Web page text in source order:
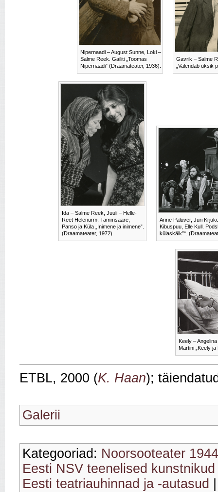
Nipernaadi – August Sunne, Loki –
Salme Reek. Gailiti „Toomas
Nipernaadi” (Draamateater, 1936).
Gavrik – Salme
„Valendab üksik
Ida – Salme Reek, Juuli – Helle-
Reet Helenurm. Tammsaare,
Panso ja Küla „Inimene ja inimene”.
(Draamateater, 1972)
Anne Paluver, Jüri
Kibuspuu, Elle Kull.
külaskäik”“.
Keely –
Martini „Keely
ETBL, 2000 (K. Haan);
Galerii
Kategooriad: Noorsooteater
Eesti NSV teenelised kunstnikud
Eesti teatriauhinnad ja -autasud